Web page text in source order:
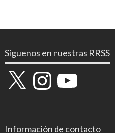
Síguenos en nuestras RRSS
X InstagramYouTube
Información de contacto